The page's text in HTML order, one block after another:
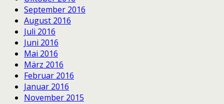
September 2016
August 2016
Juli 2016
Juni 2016
Mai 2016
März 2016
Februar 2016
Januar 2016
November 2015